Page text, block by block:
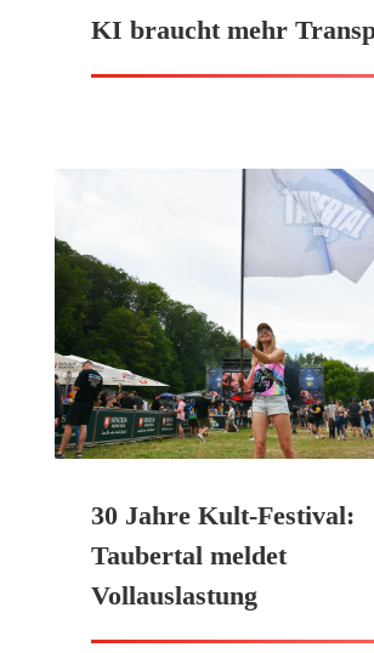
KI braucht mehr
30 Jahre Kult-Festival:
Taubertal meldet
Vollauslastung